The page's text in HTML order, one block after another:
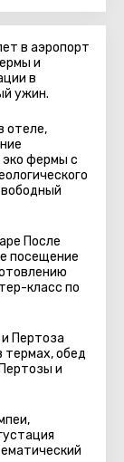
в аэропорт
и
в
ужин.
отеле,
эко фермы с
После
посещение
класс по
Пертоза
термах, обед
и